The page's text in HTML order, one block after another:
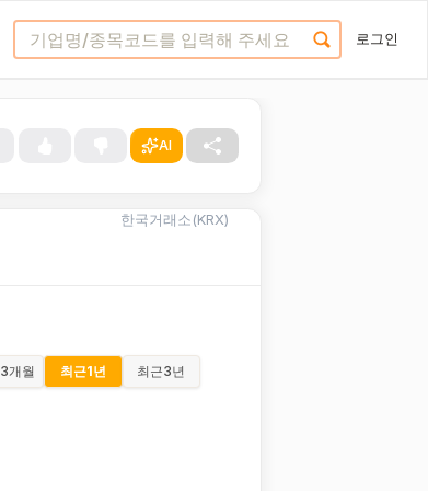
로그인
AI
한국거래소(KRX)
3개월 최근1년 최근3년